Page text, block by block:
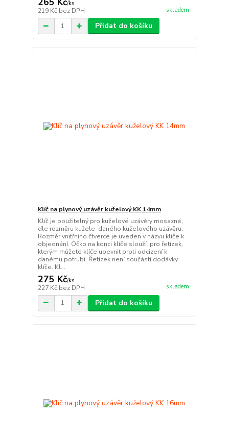
/ks
219 Kč bez DPH skladem
Přidat do košíku
Klíč na plynový uzávěr kuželový KK 14mm
Klíč je použitelný pro kuželové uzávěry mosazné,
dle rozměru kužele daného kuželového uzávěru.
Rozměr vnitřního čtverce je uveden v názvu klíče k
objednání. Očko na konci klíče slouží pro řetízek,
kterým můžete klíče upevnit proti odcizení k
danému potrubí. Řetízek není součástí dodávky
klíče. Kl...
275 Kč/ks
227 Kč bez DPH skladem
Přidat do košíku